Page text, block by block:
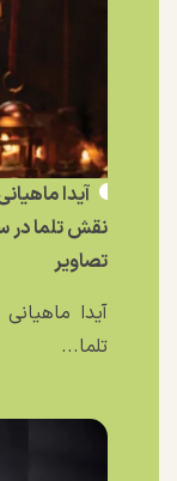
آیدا
نقش تلما در
تصاویر
آیدا
تلما...